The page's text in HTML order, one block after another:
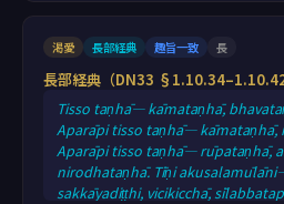
渇愛 長部経典 趣旨一致 長
長部経典（DN33 §1.10.34–1.10.42
Tisso taṇhā— kāmataṇhā,
Aparāpi tisso taṇhā— kāmataṇhā,
Aparāpi tisso taṇhā— rūpataṇhā,
nirodhataṇhā. Tīṇi
sakkāyadiṭṭhi, vicikicchā,